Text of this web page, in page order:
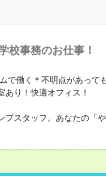
校事務のお仕事！
で働く＊不明点があって
り！快適オフィス！
プスタッフ。あなたの「